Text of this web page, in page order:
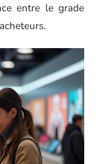
entre le grade